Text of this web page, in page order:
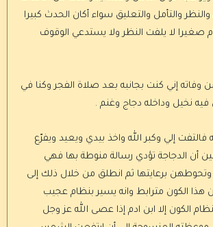
والنظر والتأمل والتعليق سواء أكان الحدث كبيرا
صغيرا لا يلفت النظر ولا يستدعي الوقوف
وفاته إني كنت بجانبه بعد صلاة الفجر وكنا في
نخيل وداخله دجاج وغنم .
إلي وكبر الله واخذ بيدي ويعيد ويفرّع
أن الدجاجة تؤدي رسالة منوطة بها فهي
برعايتها ثم انطلق من خلال ذلك إلى
هذا الكون مترابط وانه يسير بنظام عجيب
الكون إلا ابن ادم إذا عصى الله عز وجل